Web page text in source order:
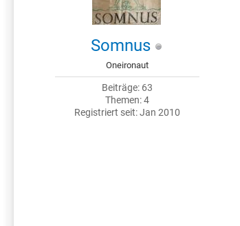
Somnus
Oneironaut
Beiträge: 63
Themen: 4
Registriert seit: Jan 2010